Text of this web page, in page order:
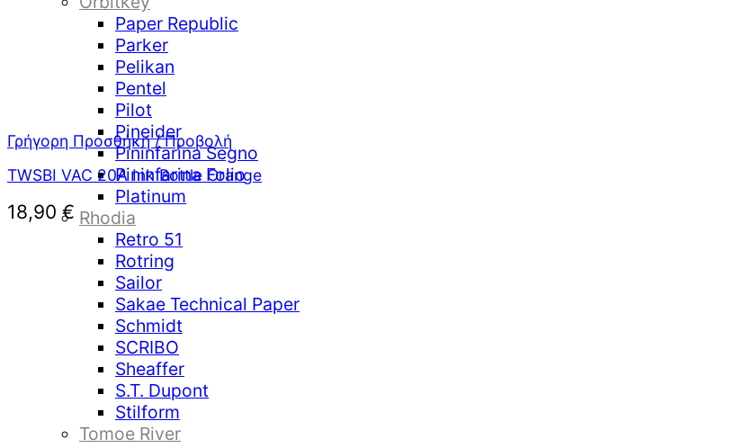
Paper Republic
Parker
Pelikan
Pentel
Pilot
Pineider
Pininfarina Segno
Pininfarina Folio
Platinum
Rhodia
Retro 51
Rotring
Sailor
Sakae Technical Paper
Schmidt
SCRIBO
Sheaffer
S.T. Dupont
Stilform
Tomoe River
Γρήγορη Προσθήκη / Προβολή
TWSBI VAC 20A Ink Bottle Orange
18,90 €